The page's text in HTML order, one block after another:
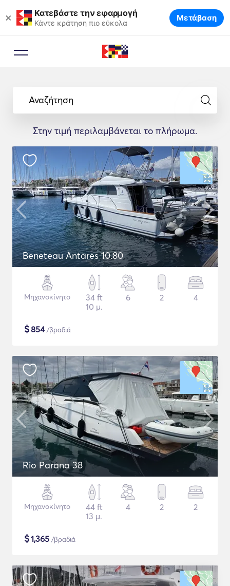
× Κατεβάστε την εφαρμογή
Κάντε κράτηση πιο εύκολα Μετάβαση
Αναζήτηση
Στην τιμή περιλαμβάνεται το πλήρωμα.
Beneteau Antares 10.80
Μηχανοκίνητο
34 ft
10 μ.
6 2 4
$854/βραδιά
Rio Parana 38
Μηχανοκίνητο
44 ft
13 μ.
4 2 2
$1,365 /βραδιά